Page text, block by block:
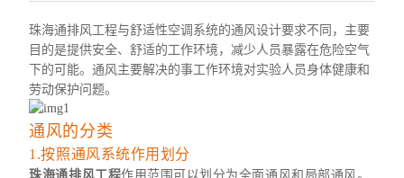
珠海通排风工程与舒适性空调系统的通风设计要求不同，主要
目的是提供安全、舒适的工作环境，减少人员暴露在危险空气
下的可能。通风主要解决的事工作环境对实验人员身体健康和
劳动保护问题。
通风的分类
1.按照通风系统作用划分
珠海通排风工程作用范围可以划分为全面通风和局部通风。